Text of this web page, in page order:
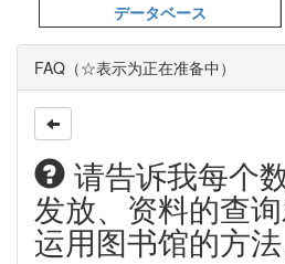
データベース
FAQ（☆表示为正在准备中）
请告诉我每个
发放、资料的查
运用图书馆的方法